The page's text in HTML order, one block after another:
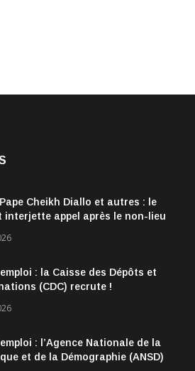
Cheikh Diallo et autres : le
interjette appel après le non-lieu
: la Caisse des Dépôts et
(CDC) recrute !
: l’Agence Nationale de la
et de la Démographie (ANSD)